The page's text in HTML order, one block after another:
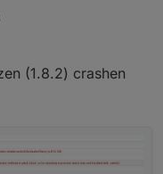
(1.8.2) crashen